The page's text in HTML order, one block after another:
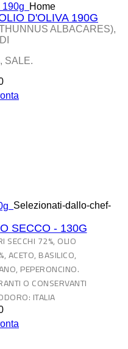
Home
D'OLIVA 190G
ALBACARES),
SALE.
Price
Selezionati-dallo-chef-
SECCO - 130G
SECCHI 72%, OLIO
ACETO, BASILICO,
PEPERONCINO.
O CONSERVANTI
ITALIA
Price